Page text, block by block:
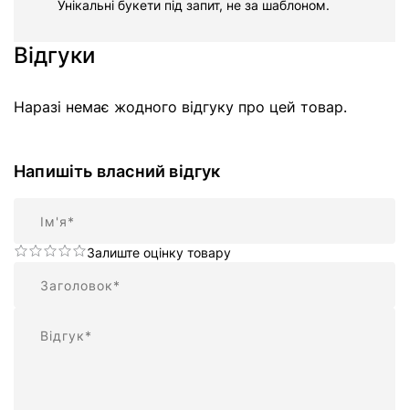
Унікальні букети під запит, не за шаблоном.
Відгуки
Наразі немає жодного відгуку про цей товар.
Напишіть власний відгук
Залиште оцінку товару